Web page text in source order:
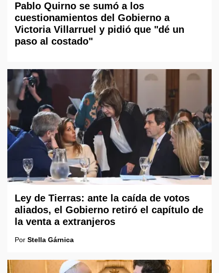
Pablo Quirno se sumó a los
cuestionamientos del Gobierno a
Victoria Villarruel y pidió que "dé un
paso al costado"
Ley de Tierras: ante la caída de votos
aliados, el Gobierno retiró el capítulo de
la venta a extranjeros
Por Stella Gárnica